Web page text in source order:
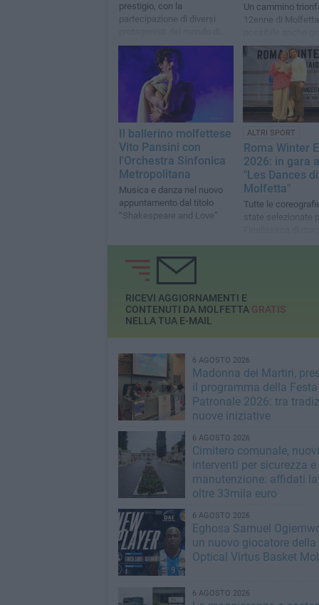
prestigio, con la
partecipazione di diversi
“Ballando con le Stelle”
Un cammino
12enne di
prezioso lavoro
insegnanti
Il ballerino molfettese
Vito Pansini con
l'Orchestra Sinfonica
Metropolitana
Musica e danza nel nuovo
appuntamento dal titolo
“Shakespeare and Love”
ALTRI SPORT
Roma Winter
2026: in gara
"Les Dances di
Molfetta"
Tutte le
state selezionate
Finalissima di
Teatro Brancaccio
RICEVI AGGIORNAMENTI E
CONTENUTI DA MOLFETTA GRATIS
NELLA TUA E-MAIL
6 AGOSTO 2026
Madonna dei Martiri,
il programma della Festa
Patronale 2026: tra
nuove iniziative
6 AGOSTO 2026
Cimitero comunale, nuovi
interventi per sicurezza e
manutenzione: affidati
oltre 33mila euro
6 AGOSTO 2026
Eghosa Samuel
un nuovo giocatore della
Optical Virtus Basket
6 AGOSTO 2026